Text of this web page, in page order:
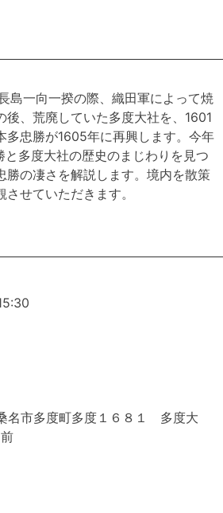
島一向一揆の際、織田軍によって焼
後、荒廃していた多度大社を、1601
多忠勝が1605年に再興します。今年
多度大社の歴史のまじわりを見つ
勝の凄さを解説します。境内を散策
せていただきます。
名市多度町多度１６８１ 多度大